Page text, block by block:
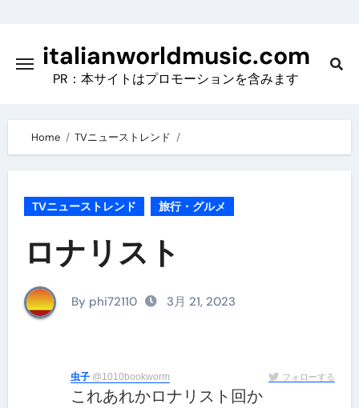
contentitalianworldmusic.com
PR：本サイトはプロモーションを含みます
Home TVニューストレンド
TVニューストレンド 旅行・グルメ
ロナリスト
By phi72110 3月 21, 2023
虫子 @1010bookworm フォローする
これあれかロナリスト回か